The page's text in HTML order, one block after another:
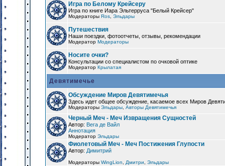
Игра по Белому Крейсеру
Игра по книге Иара Эльтерруса "Белый Крейсер"
Модераторы Ros Эльдары
Путешествия
Наши поездки, фотоотчеты, отзывы, рекомендации
Модератор Модераторы
Носите очки?
Консультации со специалистом по очковой оптике
Модератор Крылатая
Девятимечье
Обсуждение Миров Девятимечья
Здесь идет общее обсуждение, касаемое всех Миров
Модераторы Эльдары Авторы Девятимечья
Черный Меч - Меч Извращения Сущностей
Автор: Вега де Вайл
Аннотация
Модератор Эльдары
Фиолетовый Меч - Меч Постижения Глупости
Автор: Димитрий
Модераторы WingLion Дмитри Эльдары